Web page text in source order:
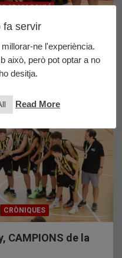
25 MASCULÍ
Territorials !
CRÒNIQUES
CAMPIONS de la
fa servir
ne l'experiència.
això, però pot optar a no
desitja.
Read More